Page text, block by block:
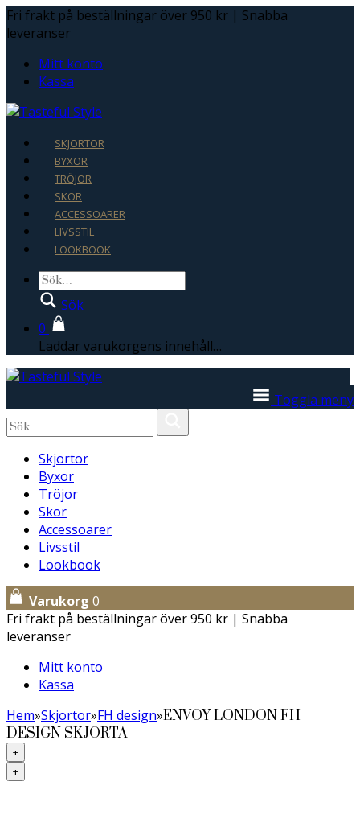
Fri frakt på beställningar över 950 kr | Snabba
leveranser
Mitt konto
Kassa
SKJORTOR
BYXOR
TRÖJOR
SKOR
ACCESSOARER
LIVSSTIL
LOOKBOOK
Sök
0
Laddar varukorgens innehåll…
Toggla meny
Skjortor
Byxor
Tröjor
Skor
Accessoarer
Livsstil
Lookbook
Varukorg 0
Fri frakt på beställningar över 950 kr | Snabba
leveranser
Mitt konto
Kassa
Hem»Skjortor»FH design»ENVOY LONDON FH
DESIGN SKJORTA
+
+